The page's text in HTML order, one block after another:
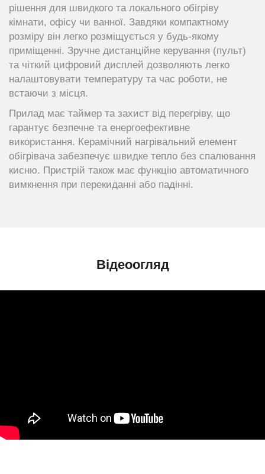
рішення для швидкого та локального обігріву
кімнати, офісу чи ванної. Завдяки компактному
розміру він легко розміщується у будь-якому
приміщенні. Зручне дистанційне керування (пульт)
та чіткий цифровий дисплей дозволяють легко
налаштовувати температуру та час роботи, не
встаючи з місця.
Прилад має таймер та захист від перегріву, що
гарантує безпечне та енергоефективне
використання. Керамічний нагрівальний елемент
обігрівача забезпечує швидке тепло без спалювання
кисню. Пристрій також має функцію автоматичного
вимкнення при перекиданні або падінні.
Відеоогляд